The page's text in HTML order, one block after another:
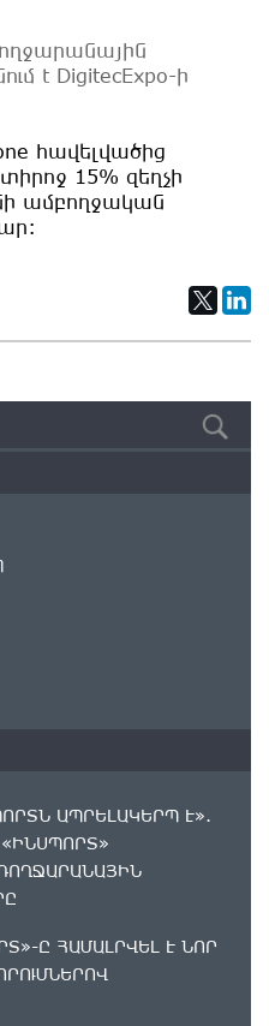
է DigitecExpo-ի
հավելվածից
15% զեղչի
ամբողջական
ԱՊՐԵԼԱԿԵՐՊ Է».
Ը ՀԱՄԱԼՐՎԵԼ Է ՆՈՐ